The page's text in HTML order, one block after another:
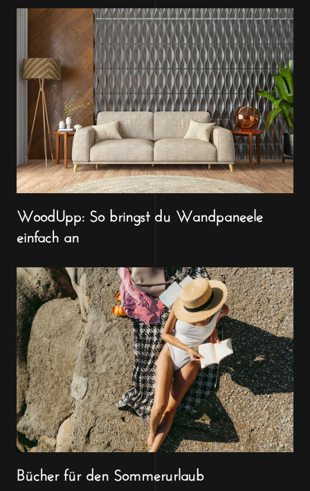
WoodUpp: So bringst du Wandpaneele
einfach an
Bücher für den Sommerurlaub